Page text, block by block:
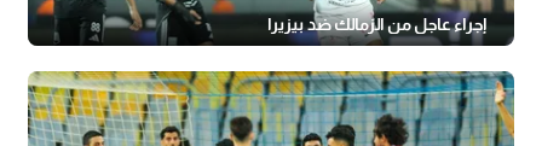
إجراء عاجل من الزمالك ضد بيزيرا